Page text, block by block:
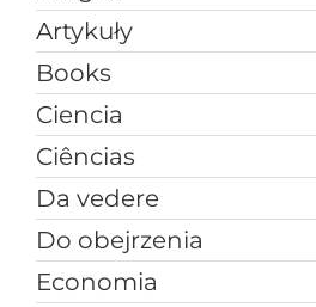
Artykuły
Books
Ciencia
Ciências
Da vedere
Do obejrzenia
Economia